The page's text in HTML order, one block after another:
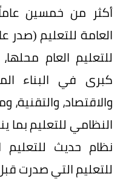
أكثر من خمسين
للتعليم العام
كبرى في البناء
والاقتصاد، والتقنية،
النظامي للتعليم بما
نظام حديث للتعليم
للتعليم التي صدرت قبل 50 عاماً